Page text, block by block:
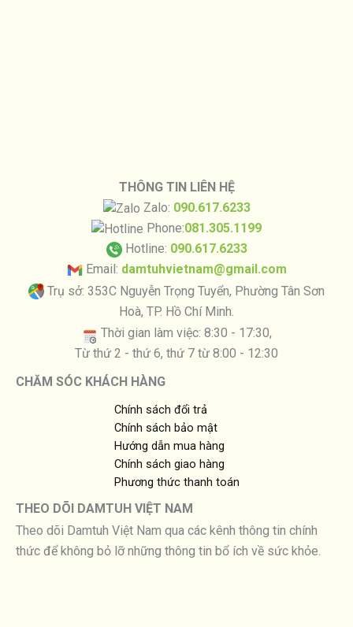
THÔNG TIN LIÊN HỆ
Zalo: 090.617.6233
Phone:081.305.1199
Hotline: 090.617.6233
Email: damtuhvietnam@gmail.com
Trụ sở: 353C Nguyễn Trọng Tuyển, Phường Tân Sơn
Hoà, TP. Hồ Chí Minh.
Thời gian làm việc: 8:30 - 17:30,
Từ thứ 2 - thứ 6, thứ 7 từ 8:00 - 12:30
CHĂM SÓC KHÁCH HÀNG
Chính sách đổi trả
Chính sách bảo mật
Hướng dẫn mua hàng
Chính sách giao hàng
Phương thức thanh toán
THEO DÕI DAMTUH VIỆT NAM
Theo dõi Damtuh Việt Nam qua các kênh thông tin chính
thức để không bỏ lỡ những thông tin bổ ích về sức khỏe.